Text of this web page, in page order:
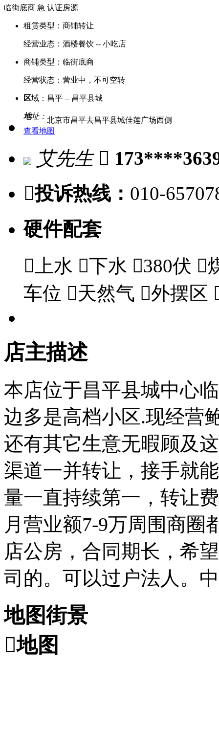
临街底商 急 认证房源
租赁类型： 商铺转让
经营业态： 酒楼餐饮 -- 小吃店
商铺类型： 临街底商
经营状态： 营业中，不可空转
区域： 昌平 -- 昌平县城
地址： 北京市昌平去昌平县城佳莲广场西侧
查看地图
艾先生 
投诉热线： 010-
硬件配套
 上水 下水 380伏 
车位 天然气 外摆区
店主描述
本店位于昌平县城中心
边多是高档小区.现经营
还有其它生意无暇顾及
渠道一并转让，接手就
量一直持续第一，转让
月营业额7-9万周围商圈
店公房，合同期长，希
司的。可以过户法人。
地图街景
地图